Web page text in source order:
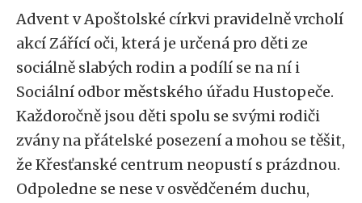
Advent v Apoštolské církvi pravidelně vrcholí
akcí Zářící oči, která je určená pro děti ze
sociálně slabých rodin a podílí se na ní i
Sociální odbor městského úřadu Hustopeče.
Každoročně jsou děti spolu se svými rodiči
zvány na přátelské posezení a mohou se těšit,
že Křesťanské centrum neopustí s prázdnou.
Odpoledne se nese v osvědčeném duchu,